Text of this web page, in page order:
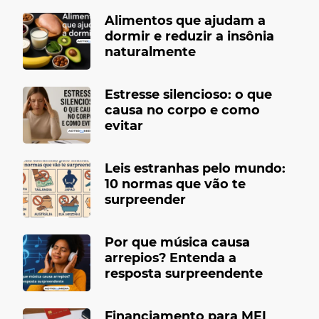
Alimentos que ajudam a
dormir e reduzir a insônia
naturalmente
Estresse silencioso: o que
causa no corpo e como
evitar
Leis estranhas pelo mundo:
10 normas que vão te
surpreender
Por que música causa
arrepios? Entenda a
resposta surpreendente
Financiamento para MEI